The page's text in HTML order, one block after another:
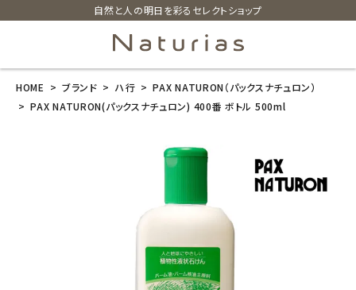
自然と人の明日を彩るセレクトショップ
search
HOME ブランド ハ行
PAX NATURON（パックスナチュロン）
PAX NATURON(パックスナチュロン) 400番 ボトル 500ml